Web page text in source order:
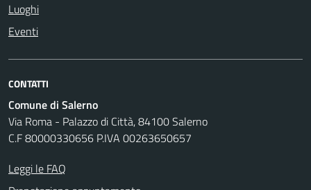
Luoghi
Eventi
CONTATTI
Comune di Salerno
Via Roma - Palazzo di Città, 84100 Salerno
C.F 80000330656 P.IVA 00263650657
Leggi le FAQ